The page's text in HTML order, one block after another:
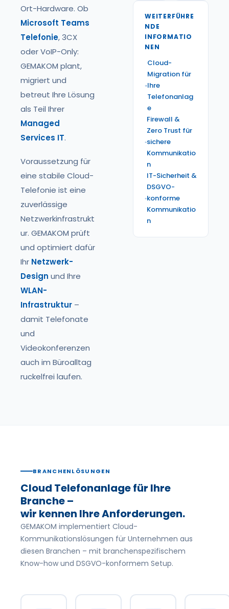
Ort-Hardware. Ob
Microsoft Teams
Telefonie, 3CX
oder VoIP-Only:
GEMAKOM plant,
migriert und
betreut Ihre Lösung
als Teil Ihrer
Managed
Services IT.
Voraussetzung für
eine stabile Cloud-
Telefonie ist eine
zuverlässige
Netzwerkinfrastrukt
ur. GEMAKOM prüft
und optimiert dafür
Ihr Netzwerk-
Design und Ihre
WLAN-
Infrastruktur –
damit Telefonate
und
Videokonferenzen
auch im Büroalltag
ruckelfrei laufen.
WEITERFÜHRE
NDE
INFORMATIO
NEN
Cloud-
Migration für
Ihre
Telefonanlag
e
Firewall &
Zero Trust für
sichere
Kommunikatio
n
IT-Sicherheit &
DSGVO-
konforme
Kommunikatio
n
BRANCHENLÖSUNGEN
Cloud Telefonanlage für Ihre
Branche –
wir kennen Ihre Anforderungen.
GEMAKOM implementiert Cloud-
Kommunikationslösungen für Unternehmen aus
diesen Branchen – mit branchenspezifischem
Know-how und DSGVO-konformem Setup.